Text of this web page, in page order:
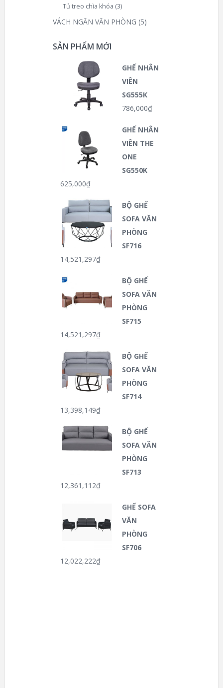
Tủ treo chìa khóa (3)
VÁCH NGĂN VĂN PHÒNG (5)
SẢN PHẨM MỚI
GHẾ NHÂN
VIÊN
SG555K
786,000₫
GHẾ NHÂN
VIÊN THE
ONE
SG550K
625,000₫
BỘ GHẾ
SOFA VĂN
PHÒNG
SF716
14,521,297₫
BỘ GHẾ
SOFA VĂN
PHÒNG
SF715
14,521,297₫
BỘ GHẾ
SOFA VĂN
PHÒNG
SF714
13,398,149₫
BỘ GHẾ
SOFA VĂN
PHÒNG
SF713
12,361,112₫
GHẾ SOFA
VĂN
PHÒNG
SF706
12,022,222₫